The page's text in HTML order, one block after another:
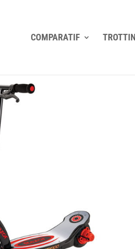
COMPARATIF